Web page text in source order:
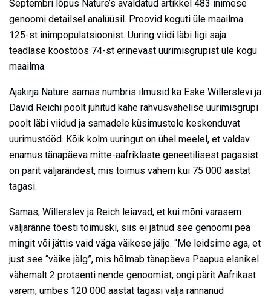
Septembri lõpus Nature’s avaldatud artikkel 483 inimese
genoomi detailsel analüüsil. Proovid koguti üle maailma
125-st inimpopulatsioonist. Uuring viidi läbi ligi saja
teadlase koostöös 74-st erinevast uurimisgrupist üle kogu
maailma.
Ajakirja Nature samas numbris ilmusid ka Eske Willerslevi ja
David Reichi poolt juhitud kahe rahvusvahelise uurimisgrupi
poolt läbi viidud ja samadele küsimustele keskenduvat
uurimustööd. Kõik kolm uuringut on ühel meelel, et valdav
enamus tänapäeva mitte-aafriklaste geneetilisest pagasist
on pärit väljarändest, mis toimus vähem kui 75 000 aastat
tagasi.
Samas, Willerslev ja Reich leiavad, et kui mõni varasem
väljaränne tõesti toimuski, siis ei jätnud see genoomi pea
mingit või jättis vaid väga väikese jälje. “Me leidsime aga, et
just see “väike jälg”, mis hõlmab tänapäeva Paapua elanikel
vähemalt 2 protsenti nende genoomist, ongi pärit Aafrikast
varem, umbes 120 000 aastat tagasi välja rännanud